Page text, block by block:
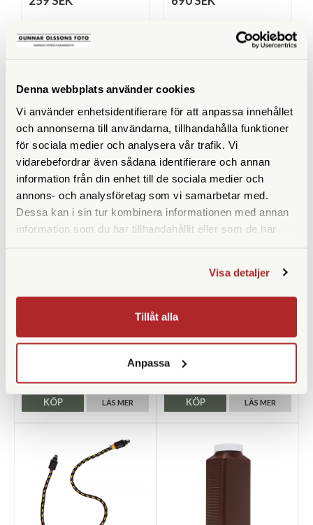
Denna webbplats använder cookies
Vi använder enhetsidentifierare för att anpassa innehållet
och annonserna till användarna, tillhandahålla funktioner
för sociala medier och analysera vår trafik. Vi
vidarebefordrar även sådana identifierare och annan
information från din enhet till de sociala medier och
annons- och analysföretag som vi samarbetar med.
Dessa kan i sin tur kombinera informationen med annan
information som du har tillhandahållit eller som de har
Visa detaljer
Tillåt alla
Anpassa
KÖP LÄS MER
ANDRA KÖPTE ÄVEN
Folding Type
99 SEK
LÄS MER
KÖP
ml Concentrate
Finns i lager
99 SEK
LÄS MER
KÖP